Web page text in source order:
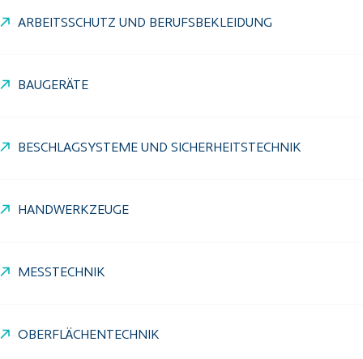
ARBEITSSCHUTZ UND BERUFSBEKLEIDUNG
BAUGERÄTE
BESCHLAGSYSTEME UND SICHERHEITSTECHNIK
HANDWERKZEUGE
MESSTECHNIK
OBERFLÄCHENTECHNIK